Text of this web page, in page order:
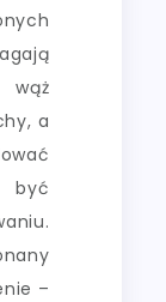
wąż
a
być
–